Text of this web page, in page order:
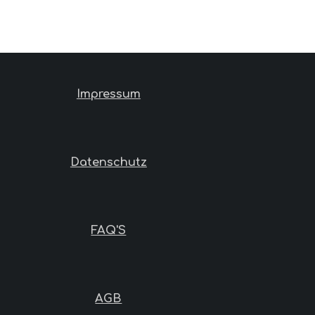
Impressum
Datenschutz
FAQ'S
AGB